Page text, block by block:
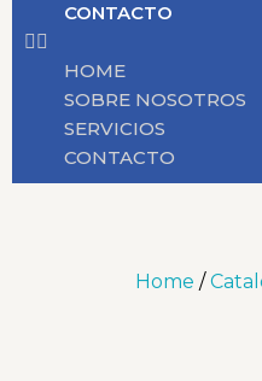
CONTACTO
HOME
SOBRE NOSOTROS
SERVICIOS
CONTACTO
Home /